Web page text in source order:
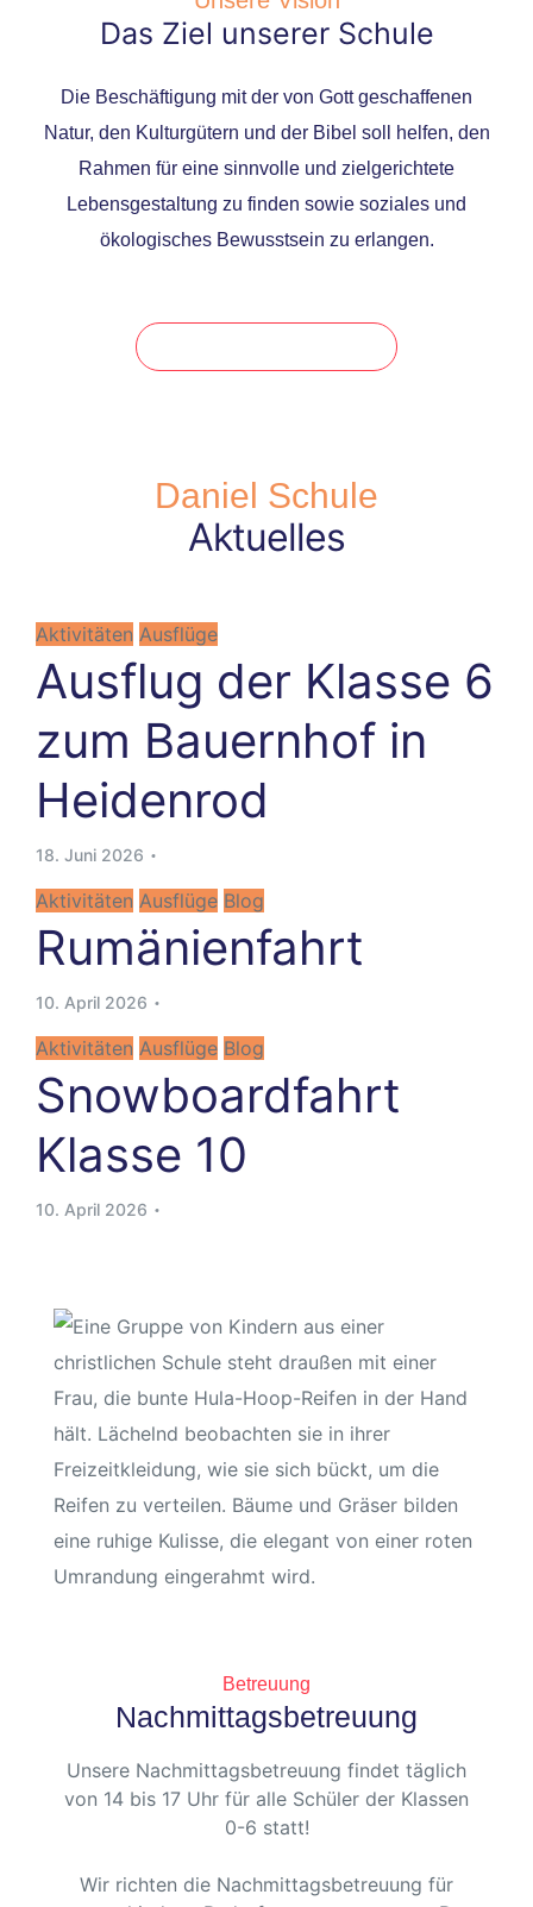
Das Ziel unserer Schule
Die Beschäftigung mit der von Gott geschaffenen
Natur, den Kulturgütern und der Bibel soll helfen, den
Rahmen für eine sinnvolle und zielgerichtete
Lebensgestaltung zu finden sowie soziales und
ökologisches Bewusstsein zu erlangen.
Daniel Schule
Aktuelles
Aktivitäten Ausflüge
Ausflug der Klasse 6
zum Bauernhof in
Heidenrod
18. Juni 2026
Aktivitäten Ausflüge Blog
Rumänienfahrt
10. April 2026
Aktivitäten Ausflüge Blog
Snowboardfahrt
Klasse 10
10. April 2026
Betreuung
Nachmittagsbetreuung
Unsere Nachmittagsbetreuung findet täglich
von 14 bis 17 Uhr für alle Schüler der Klassen
0-6 statt!
Wir richten die Nachmittagsbetreuung für